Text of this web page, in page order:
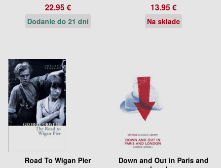
22.95 €
Dodanie do 21 dní
13.95 €
Na sklade
Road To Wigan Pier
Down and Out in Paris and